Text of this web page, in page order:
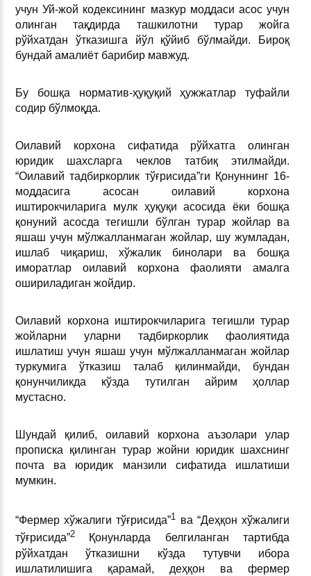
учун Уй-жой кодексининг мазкур моддаси асос учун
олинган тақдирда ташкилотни турар жойга
рўйхатдан ўтказишга йўл қўйиб бўлмайди. Бироқ
бундай амалиёт барибир мавжуд.
Бу бошқа норматив-ҳуқуқий ҳужжатлар туфайли
содир бўлмоқда.
Оилавий корхона сифатида рўйхатга олинган
юридик шахсларга чеклов татбиқ этилмайди.
“Оилавий тадбиркорлик тўғрисида”ги Қонуннинг 16-
моддасига асосан оилавий корхона
иштирокчиларига мулк ҳуқуқи асосида ёки бошқа
қонуний асосда тегишли бўлган турар жойлар ва
яшаш учун мўлжалланмаган жойлар, шу жумладан,
ишлаб чиқариш, хўжалик бинолари ва бошқа
иморатлар оилавий корхона фаолияти амалга
ошириладиган жойдир.
Оилавий корхона иштирокчиларига тегишли турар
жойларни уларни тадбиркорлик фаолиятида
ишлатиш учун яшаш учун мўлжалланмаган жойлар
туркумига ўтказиш талаб қилинмайди, бундан
қонунчиликда кўзда тутилган айрим ҳоллар
мустасно.
Шундай қилиб, оилавий корхона аъзолари улар
прописка қилинган турар жойни юридик шахснинг
почта ва юридик манзили сифатида ишлатиши
мумкин.
“Фермер хўжалиги тўғрисида”1 ва “Деҳқон хўжалиги
тўғрисида”2 Қонунларда белгиланган тартибда
рўйхатдан ўтказишни кўзда тутувчи ибора
ишлатилишига қарамай, деҳқон ва фермер